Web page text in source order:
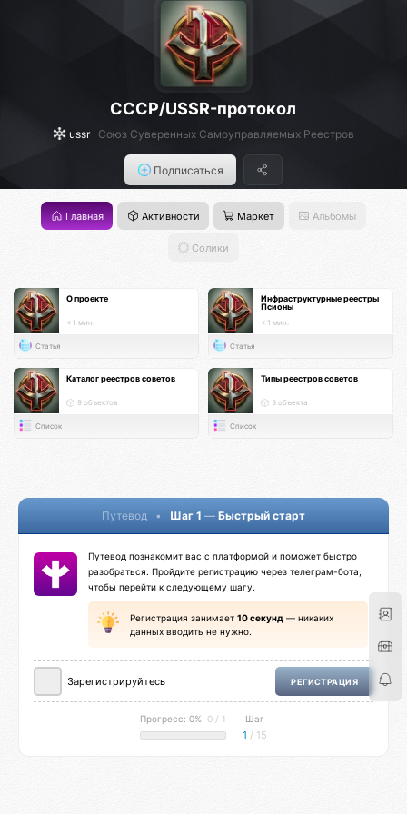
СССР/USSR-протокол
ussr Союз Суверенных Самоуправляемых Реестров
Подписаться
Главная Активности Маркет Альбомы
Солики
О проекте
< 1 мин.
Статья
Инфраструктурные реестры
Псионы
< 1 мин.
Статья
Каталог реестров советов
9 объектов
Список
Типы реестров советов
3 объекта
Список
Путевод • Шаг 1 — Быстрый старт
Путевод познакомит вас с платформой и поможет быстро
разобраться. Пройдите регистрацию через телеграм-бота,
чтобы перейти к следующему шагу.
Регистрация занимает 10 секунд — никаких
данных вводить не нужно.
Зарегистрируйтесь РЕГИСТРАЦИЯ
Прогресс: 0% 0 / 1 Шаг
1 / 15